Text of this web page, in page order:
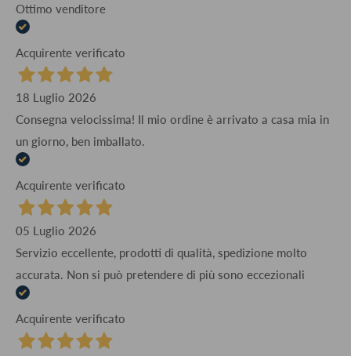
Ottimo venditore
Acquirente verificato
18 Luglio 2026
Consegna velocissima! Il mio ordine è arrivato a casa mia in
un giorno, ben imballato.
Acquirente verificato
05 Luglio 2026
Servizio eccellente, prodotti di qualità, spedizione molto
accurata. Non si può pretendere di più sono eccezionali
Acquirente verificato